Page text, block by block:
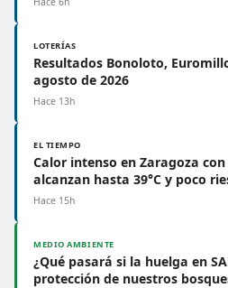
LOTERÍAS
Resultados Bonoloto,
agosto de 2026
Hace 13h
EL TIEMPO
Calor intenso en Zaragoza
alcanzan hasta 39°C y poco
Hace 15h
MEDIO AMBIENTE
¿Qué pasará si la huelga en
protección de nuestros